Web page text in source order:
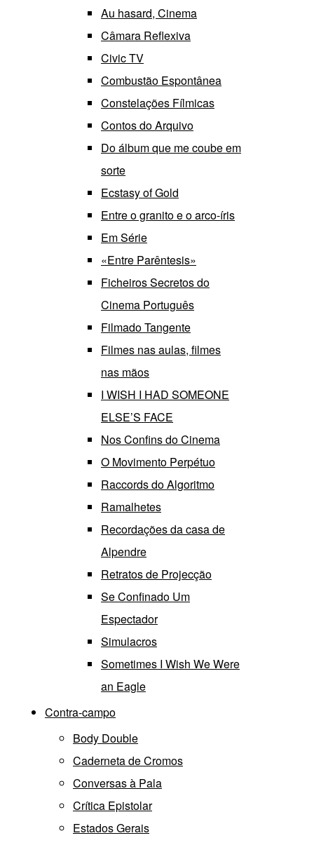
Au hasard, Cinema
Câmara Reflexiva
Civic TV
Combustão Espontânea
Constelações Fílmicas
Contos do Arquivo
Do álbum que me coube em
sorte
Ecstasy of Gold
Entre o granito e o arco-íris
Em Série
«Entre Parêntesis»
Ficheiros Secretos do
Cinema Português
Filmado Tangente
Filmes nas aulas, filmes
nas mãos
I WISH I HAD SOMEONE
ELSE’S FACE
Nos Confins do Cinema
O Movimento Perpétuo
Raccords do Algoritmo
Ramalhetes
Recordações da casa de
Alpendre
Retratos de Projecção
Se Confinado Um
Espectador
Simulacros
Sometimes I Wish We Were
an Eagle
Contra-campo
Body Double
Caderneta de Cromos
Conversas à Pala
Crítica Epistolar
Estados Gerais